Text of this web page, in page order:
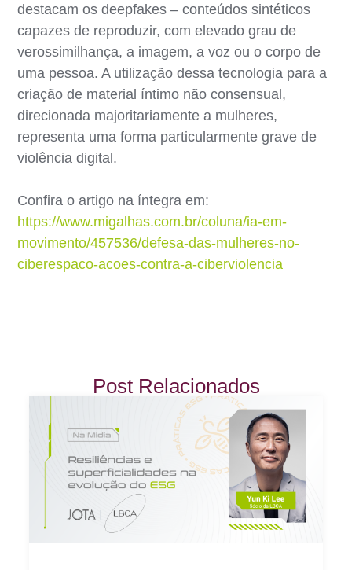
destacam os deepfakes – conteúdos sintéticos
capazes de reproduzir, com elevado grau de
verossimilhança, a imagem, a voz ou o corpo de
uma pessoa. A utilização dessa tecnologia para a
criação de material íntimo não consensual,
direcionada majoritariamente a mulheres,
representa uma forma particularmente grave de
violência digital.
Confira o artigo na íntegra em:
https://www.migalhas.com.br/coluna/ia-em-
movimento/457536/defesa-das-mulheres-no-
ciberespaco-acoes-contra-a-ciberviolencia
Post Relacionados